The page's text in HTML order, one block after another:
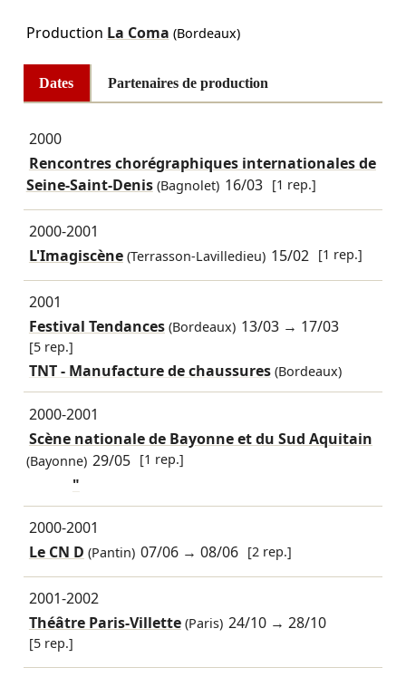
Production La Coma (Bordeaux)
Dates Partenaires de production
2000
Rencontres chorégraphiques internationales de
Seine-Saint-Denis(Bagnolet) 16/03 [1 rep.]
2000-2001
L'Imagiscène(Terrasson-Lavilledieu) 15/02 [1 rep.]
2001
Festival Tendances(Bordeaux) 13/03 → 17/03
[5 rep.]
TNT - Manufacture de chaussures (Bordeaux)
2000-2001
Scène nationale de Bayonne et du Sud Aquitain
(Bayonne) 29/05 [1 rep.]
"
2000-2001
Le CN D (Pantin) 07/06 →08/06 [2 rep.]
2001-2002
Théâtre Paris-Villette(Paris) 24/10 →28/10
[5 rep.]